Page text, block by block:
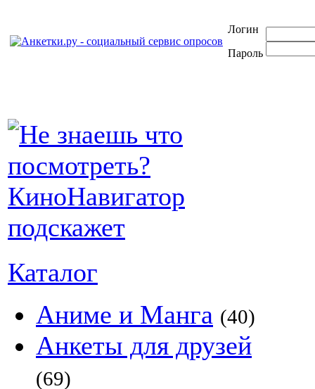
Логин
Пароль
Каталог
Аниме и Манга (40)
Анкеты для друзей
(69)